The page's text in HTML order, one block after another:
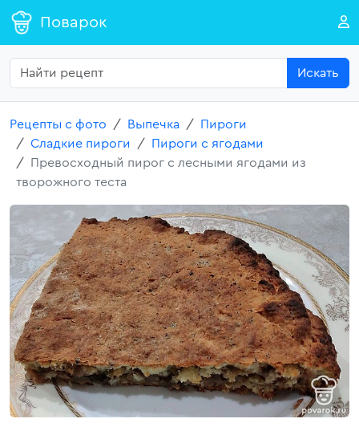
Поварок
Искать
Рецепты с фото Выпечка
Пироги
Сладкие пироги
Пироги с ягодами
Превосходный пирог с лесными ягодами из
творожного теста